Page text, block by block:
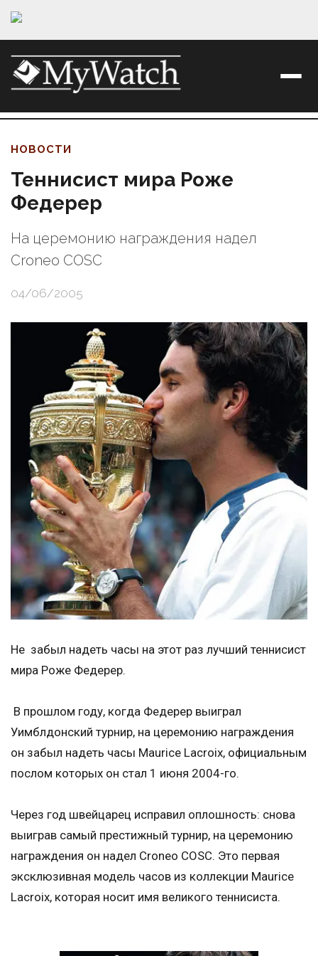
НОВОСТИ
Теннисист мира Роже
Федерер
На церемонию награждения надел
Croneo COSC
04/06/2005
Не забыл надеть часы на этот раз лучший теннисист
мира Роже Федерер.
В прошлом году, когда Федерер выиграл
Уимблдонский турнир, на церемонию награждения
он забыл надеть часы Maurice Lacroix, официальным
послом которых он стал 1 июня 2004-го.
Через год швейцарец исправил оплошность: снова
выиграв самый престижный турнир, на церемонию
награждения он надел Croneo COSC. Это первая
эксклюзивная модель часов из коллекции Maurice
Lacroix, которая носит имя великого теннисиста.